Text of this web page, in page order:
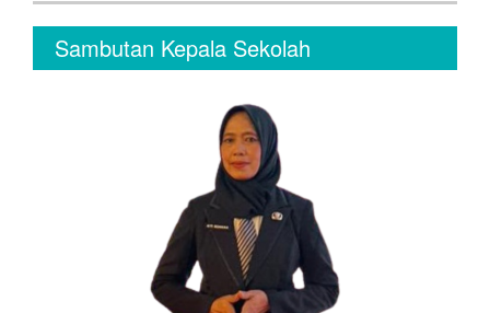
Sambutan Kepala Sekolah